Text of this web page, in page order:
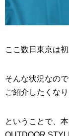
ここ数日東京は
そんな状況なの
ご紹介したくなり
ということで、